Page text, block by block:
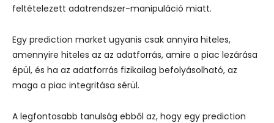
feltételezett adatrendszer-manipuláció miatt.
Egy prediction market ugyanis csak annyira hiteles,
amennyire hiteles az az adatforrás, amire a piac lezárása
épül, és ha az adatforrás fizikailag befolyásolható, az
maga a piac integritása sérül.
A legfontosabb tanulság ebből az, hogy egy prediction